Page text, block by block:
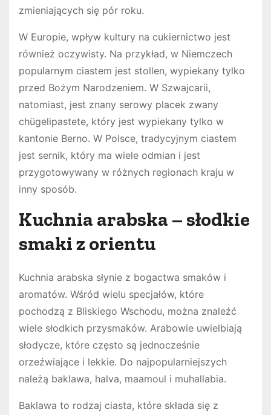
zmieniających się pór roku.
W Europie, wpływ kultury na cukiernictwo jest
również oczywisty. Na przykład, w Niemczech
popularnym ciastem jest stollen, wypiekany tylko
przed Bożym Narodzeniem. W Szwajcarii,
natomiast, jest znany serowy placek zwany
chügelipastete, który jest wypiekany tylko w
kantonie Berno. W Polsce, tradycyjnym ciastem
jest sernik, który ma wiele odmian i jest
przygotowywany w różnych regionach kraju w
inny sposób.
Kuchnia arabska – słodkie
smaki z orientu
Kuchnia arabska słynie z bogactwa smaków i
aromatów. Wśród wielu specjałów, które
pochodzą z Bliskiego Wschodu, można znaleźć
wiele słodkich przysmaków. Arabowie uwielbiają
słodycze, które często są jednocześnie
orzeźwiające i lekkie. Do najpopularniejszych
należą baklawa, halva, maamoul i muhallabia.
Baklawa to rodzaj ciasta, które składa się z